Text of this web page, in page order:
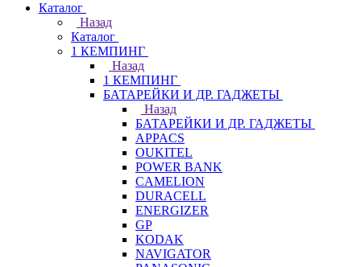
Каталог
Назад
Каталог
1 КЕМПИНГ
Назад
1 КЕМПИНГ
БАТАРЕЙКИ И ДР. ГАДЖЕТЫ
Назад
БАТАРЕЙКИ И ДР. ГАДЖЕТЫ
APPACS
OUKITEL
POWER BANK
CAMELION
DURACELL
ENERGIZER
GP
KODAK
NAVIGATOR